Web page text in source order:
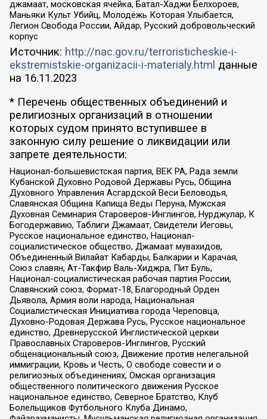
джамаат, московская ячейка, Батал-Хаджи Белхороев,
Маньяки Культ Убийц, Молодёжь Которая Улыбается,
Легион Свобода России, Айдар, Русский добровольческий
корпус
Источник: http://nac.gov.ru/terroristicheskie-i-
ekstremistskie-organizacii-i-materialy.html данные
на 16.11.2023
* Перечень общественных объединений и
религиозных организаций в отношении
которых судом принято вступившее в
законную силу решение о ликвидации или
запрете деятельности:
Национал-большевистская партия, ВЕК РА, Рада земли
Кубанской Духовно Родовой Державы Русь, Община
Духовного Управления Асгардской Веси Беловодья,
Славянская Община Капища Веды Перуна, Мужская
Духовная Семинария Староверов-Инглингов, Нурджулар, К
Богодержавию, Таблиги Джамаат, Свидетели Иеговы,
Русское национальное единство, Национал-
социалистическое общество, Джамаат мувахидов,
Объединенный Вилайат Кабарды, Балкарии и Карачая,
Союз славян, Ат-Такфир Валь-Хиджра, Пит Буль,
Национал-социалистическая рабочая партия России,
Славянский союз, Формат-18, Благородный Орден
Дьявола, Армия воли народа, Национальная
Социалистическая Инициатива города Череповца,
Духовно-Родовая Держава Русь, Русское национальное
единство, Древнерусской Инглистической церкви
Православных Староверов-Инглингов, Русский
общенациональный союз, Движение против нелегальной
иммиграции, Кровь и Честь, О свободе совести и о
религиозных объединениях, Омская организация
общественного политического движения Русское
национальное единство, Северное Братство, Клуб
Болельщиков Футбольного Клуба Динамо,